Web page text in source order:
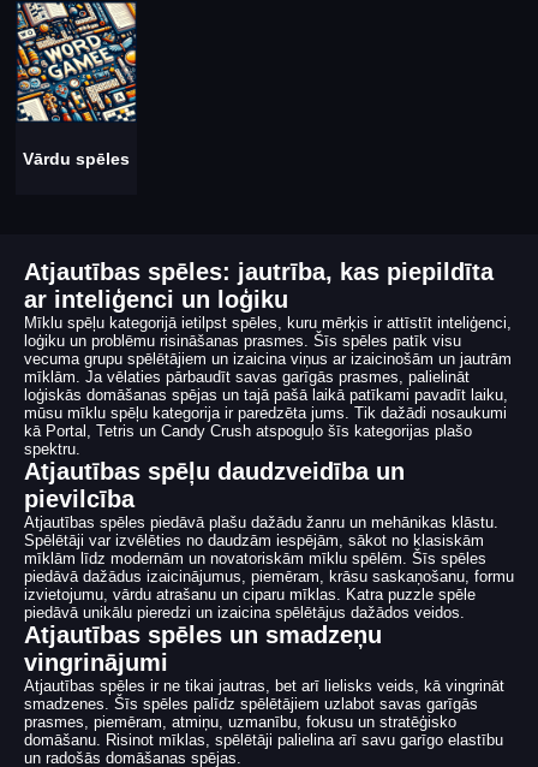
Vārdu spēles
Atjautības spēles: jautrība, kas piepildīta
ar inteliģenci un loģiku
Mīklu spēļu kategorijā ietilpst spēles, kuru mērķis ir attīstīt inteliģenci,
loģiku un problēmu risināšanas prasmes. Šīs spēles patīk visu
vecuma grupu spēlētājiem un izaicina viņus ar izaicinošām un jautrām
mīklām. Ja vēlaties pārbaudīt savas garīgās prasmes, palielināt
loģiskās domāšanas spējas un tajā pašā laikā patīkami pavadīt laiku,
mūsu mīklu spēļu kategorija ir paredzēta jums. Tik dažādi nosaukumi
kā Portal, Tetris un Candy Crush atspoguļo šīs kategorijas plašo
spektru.
Atjautības spēļu daudzveidība un
pievilcība
Atjautības spēles piedāvā plašu dažādu žanru un mehānikas klāstu.
Spēlētāji var izvēlēties no daudzām iespējām, sākot no klasiskām
mīklām līdz modernām un novatoriskām mīklu spēlēm. Šīs spēles
piedāvā dažādus izaicinājumus, piemēram, krāsu saskaņošanu, formu
izvietojumu, vārdu atrašanu un ciparu mīklas. Katra puzzle spēle
piedāvā unikālu pieredzi un izaicina spēlētājus dažādos veidos.
Atjautības spēles un smadzeņu
vingrinājumi
Atjautības spēles ir ne tikai jautras, bet arī lielisks veids, kā vingrināt
smadzenes. Šīs spēles palīdz spēlētājiem uzlabot savas garīgās
prasmes, piemēram, atmiņu, uzmanību, fokusu un stratēģisko
domāšanu. Risinot mīklas, spēlētāji palielina arī savu garīgo elastību
un radošās domāšanas spējas.